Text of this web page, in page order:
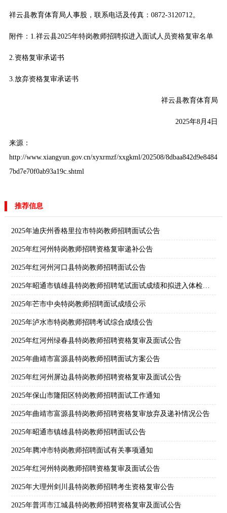
祥云县教育体育局人事股，联系电话及传真：0872-3120712。
附件： 1.祥云县2025年特岗教师招聘拟进入面试人员资格复审名单
2.资格复审承诺书
3.放弃资格复审承诺书
祥云县教育体育局
2025年8月4日
来源：
http://www.xiangyun.gov.cn/xyxrmzf/xxgkml/202508/8dbaa842d9e8484
7bd7e70f0ab93a19c.shtml
推荐信息
2025年迪庆州香格里拉市特岗教师招聘面试公告
2025年红河州特岗教师招聘资格复审递补公告
2025年红河州河口县特岗教师招聘面试公告
2025年昭通市镇雄县特岗教师招聘笔试面试成绩和拟进入体检考察环节人员公示
2025年芒市中央特岗教师招聘面试成绩公示
2025年泸水市特岗教师招聘考试综合成绩公告
2025年红河州绿春县特岗教师招聘资格复审及面试公告
2025年曲靖市富源县特岗教师招聘面试方案公告
2025年红河州屏边县特岗教师招聘资格复审及面试公告
2025年保山市隆阳区特岗教师招聘面试工作通知
2025年曲靖市富源县特岗教师招聘资格复审放弃及递补情况公告
2025年昭通市镇雄县特岗教师招聘面试公告
2025年腾冲市特岗教师招聘面试有关事项通知
2025年红河州特岗教师招聘资格复审及面试公告
2025年大理州剑川县特岗教师招聘考生资格复审公告
2025年普洱市江城县特岗教师招聘资格复审及面试公告